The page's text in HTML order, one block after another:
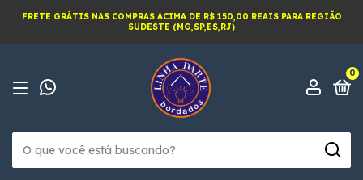
FRETE GRÁTIS NAS COMPRAS ACIMA DE R$ 150,00 REAIS PARA REGIÃO
SUDESTE (MG,SP,ES,RJ)
0